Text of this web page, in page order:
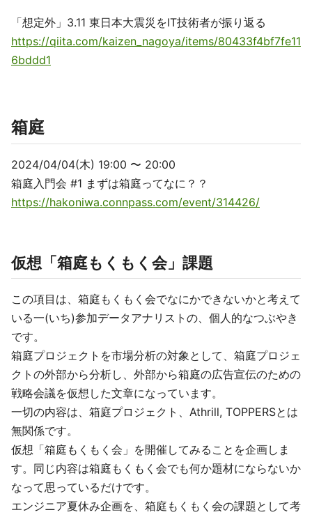
「想定外」3.11 東日本大震災をIT技術者が振り返る
https://qiita.com/kaizen_nagoya/items/80433f4bf7fe11
6bddd1
箱庭
2024/04/04(木) 19:00 〜 20:00
箱庭入門会 #1 まずは箱庭ってなに？？
https://hakoniwa.connpass.com/event/314426/
仮想「箱庭もくもく会」課題
この項目は、箱庭もくもく会でなにかできないかと考えて
いる一(いち)参加データアナリストの、個人的なつぶやき
です。
箱庭プロジェクトを市場分析の対象として、箱庭プロジェ
クトの外部から分析し、外部から箱庭の広告宣伝のための
戦略会議を仮想した文章になっています。
一切の内容は、箱庭プロジェクト、Athrill, TOPPERSとは
無関係です。
仮想「箱庭もくもく会」を開催してみることを企画しま
す。同じ内容は箱庭もくもく会でも何か題材にならないか
なって思っているだけです。
エンジニア夏休み企画を、箱庭もくもく会の課題として考